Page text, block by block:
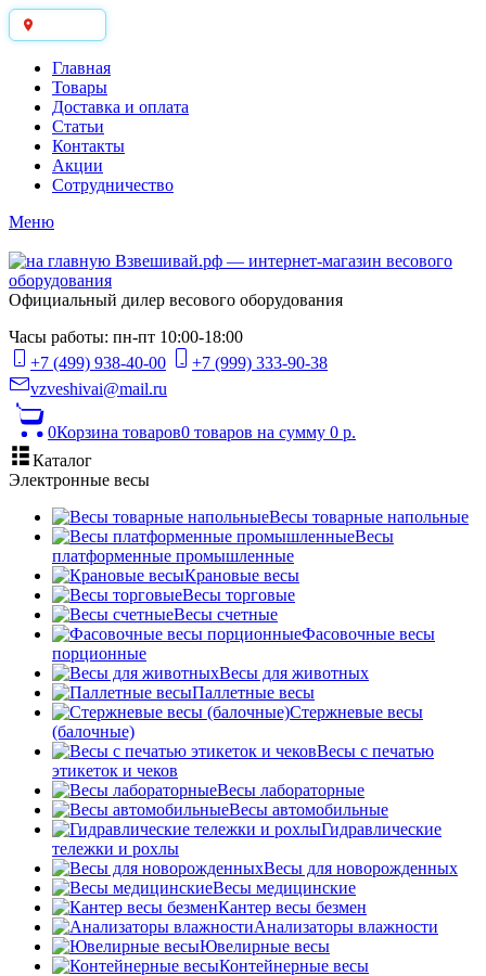
Главная
Товары
Доставка и оплата
Статьи
Контакты
Акции
Сотрудничество
Меню
Официальный дилер весового оборудования
Часы работы: пн-пт 10:00-18:00
+7 (499) 938-40-00
+7 (999) 333-90-38
vzveshivai@mail.ru
0Корзина товаров0 товаров на сумму 0 р.
Каталог
Электронные весы
Весы товарные напольные
Весы
платформенные промышленные
Крановые весы
Весы торговые
Весы счетные
Фасовочные весы
порционные
Весы для животных
Паллетные весы
Стержневые весы
(балочные)
Весы c печатью
этикеток и чеков
Весы лабораторные
Весы автомобильные
Гидравлические
тележки и рохлы
Весы для новорожденных
Весы медицинские
Кантер весы безмен
Анализаторы влажности
Ювелирные весы
Контейнерные весы